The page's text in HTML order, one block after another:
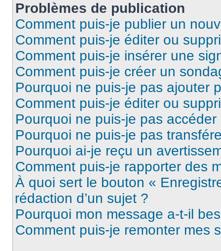
Problèmes de publication
Comment puis-je publier un
Comment puis-je éditer ou
Comment puis-je insérer une
Comment puis-je créer un
Pourquoi ne puis-je pas ajouter
Comment puis-je éditer ou
Pourquoi ne puis-je pas
Pourquoi ne puis-je pas
Pourquoi ai-je reçu un
Comment puis-je rapporter des
À quoi sert le bouton «
rédaction d’un sujet ?
Pourquoi mon message a-t-il
Comment puis-je remonter mes